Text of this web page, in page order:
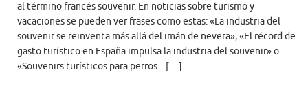
al término francés souvenir. En noticias sobre turismo y
vacaciones se pueden ver frases como estas: «La industria del
souvenir se reinventa más allá del imán de nevera», «El récord de
gasto turístico en España impulsa la industria del souvenir» o
«Souvenirs turísticos para perros... […]